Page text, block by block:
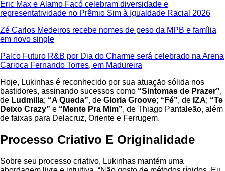
Eric Max e Álamo Facó celebram diversidade e
representatividade no Prêmio Sim à Igualdade Racial 2026
Zé Carlos Medeiros recebe nomes de peso da MPB e família
em novo single
Palco Futuro R&B por Dia do Charme será celebrado na Arena
Carioca Fernando Torres, em Madureira
Hoje, Lukinhas é reconhecido por sua atuação sólida nos
bastidores, assinando sucessos como “Sintomas de Prazer”,
de Ludmilla; “A Queda”, de Gloria Groove; “Fé”, de IZA; “Te
Deixo Crazy” e “Mente Pra Mim”, de Thiago Pantaleão, além
de faixas para Delacruz, Oriente e Ferrugem.
Processo Criativo E Originalidade
Sobre seu processo criativo, Lukinhas mantém uma